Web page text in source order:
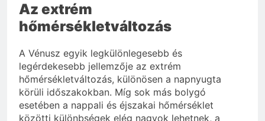
Az extrém
hőmérsékletváltozás
A Vénusz egyik legkülönlegesebb és
legérdekesebb jellemzője az extrém
hőmérsékletváltozás, különösen a napnyugta
körüli időszakokban. Míg sok más bolygó
esetében a nappali és éjszakai hőmérséklet
közötti különbségek elég nagyok lehetnek, a